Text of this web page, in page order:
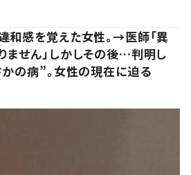
和感を覚えた女性。→医師「異
ません」しかしその後…判明し
かの病”。女性の現在に迫る